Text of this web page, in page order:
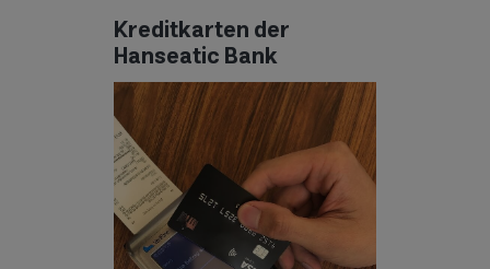
Kreditkarten der
Hanseatic Bank